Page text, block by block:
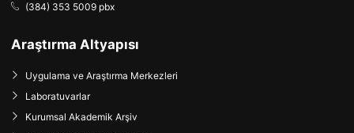
(384) 353 5009 pbx
Araştırma Altyapısı
Uygulama ve Araştırma Merkezleri
Laboratuvarlar
Kurumsal Akademik Arşiv